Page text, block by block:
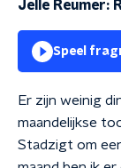
Jelle Reumer:
Speel
Er zijn weinig
maandelijkse
Stadzigt om